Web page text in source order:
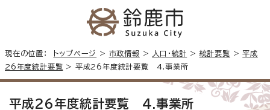
現在の位置： トップページ > 市政情報 > 人口・統計 > 統計要覧 >平成
26年度統計要覧 > 平成26年度統計要覧 4.事業所
平成26年度統計要覧 4.事業所